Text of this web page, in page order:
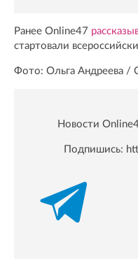
Ранее Online47
стартовали
Фото: Ольга Андреева /
Новости
Подпишись: